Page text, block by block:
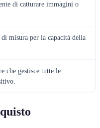
di catturare immagini o
misura per la capacità della
che gestisce tutte le